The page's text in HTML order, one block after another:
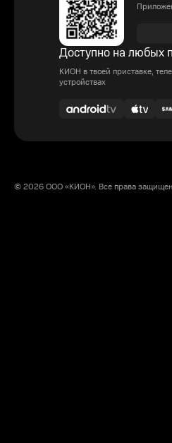
Доступно на любых
КИОН в твоей приставке,
устройствах
© 2026 ООО «КИОН». Все права